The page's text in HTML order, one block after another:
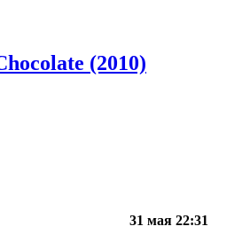
(2010)
31 мая 22:31